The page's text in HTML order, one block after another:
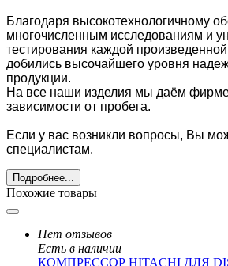
Благодаря высокотехнологичному
многочисленным исследованиям и
тестирования каждой
добились высочайшего уровня
продукции.
На все наши изделия мы даём
зависимости от пробега.
Если у вас возникли вопросы, Вы
специалистам.
Подробнее...
Похожие товары
Нет отзывов
Есть в наличии
КОМПРЕССОР HITACHI ДЛЯ